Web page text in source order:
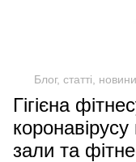
Блог, статті, новини
Гігієна
зали та